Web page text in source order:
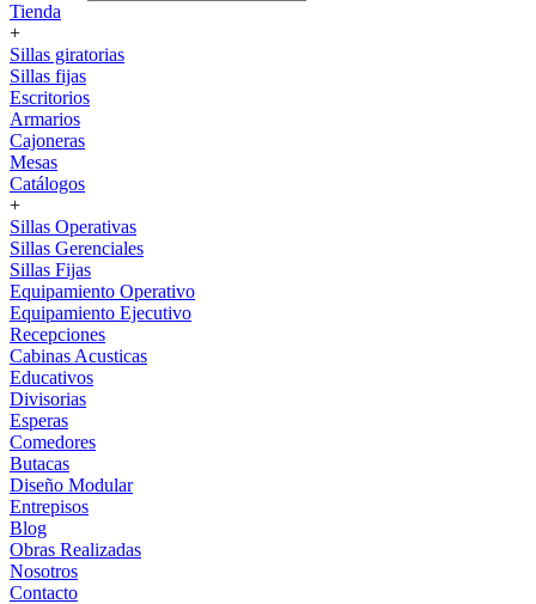
Tienda
+
Sillas giratorias
Sillas fijas
Escritorios
Armarios
Cajoneras
Mesas
Catálogos
+
Sillas Operativas
Sillas Gerenciales
Sillas Fijas
Equipamiento Operativo
Equipamiento Ejecutivo
Recepciones
Cabinas Acusticas
Educativos
Divisorias
Esperas
Comedores
Butacas
Diseño Modular
Entrepisos
Blog
Obras Realizadas
Nosotros
Contacto